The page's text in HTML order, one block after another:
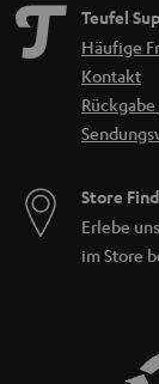
Teufel
Häufige
Kontakt
Store
Erlebe
im Store